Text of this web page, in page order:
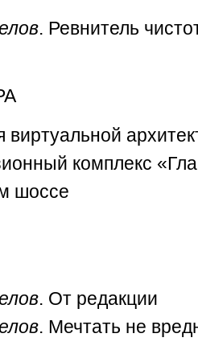
. Ревнитель
виртуальной
комплекс
шоссе
. От редакции
. Мечтать не